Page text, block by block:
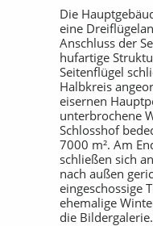
Die
eine
Anschluss der
hufartige
Seitenflügel
Halbkreis
eisernen
unterbrochene
Schlosshof
7000 m². Am
schließen sich
nach außen
eingeschossige
ehemalige
die Bildergalerie.